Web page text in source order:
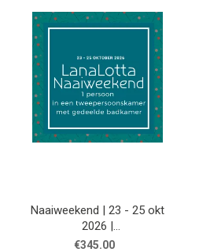
Naaiweekend | 23 - 25 okt
2026 |
Tweepersoonskamer,
€345.00